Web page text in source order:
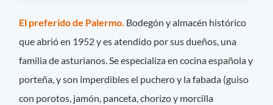
El preferido de Palermo. Bodegón y almacén histórico
que abrió en 1952 y es atendido por sus dueños, una
familia de asturianos. Se especializa en cocina española y
porteña, y son imperdibles el puchero y la fabada (guiso
con porotos, jamón, panceta, chorizo y morcilla